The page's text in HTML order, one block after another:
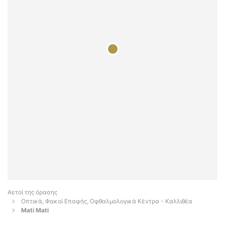
Αετοί της όρασης
Οπτικά, Φακοί Επαφής, Οφθαλμολογικά Κέντρα - Καλλιθέα
Mati Mati